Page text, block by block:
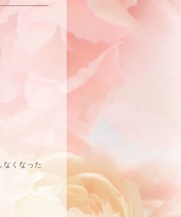
なくなった